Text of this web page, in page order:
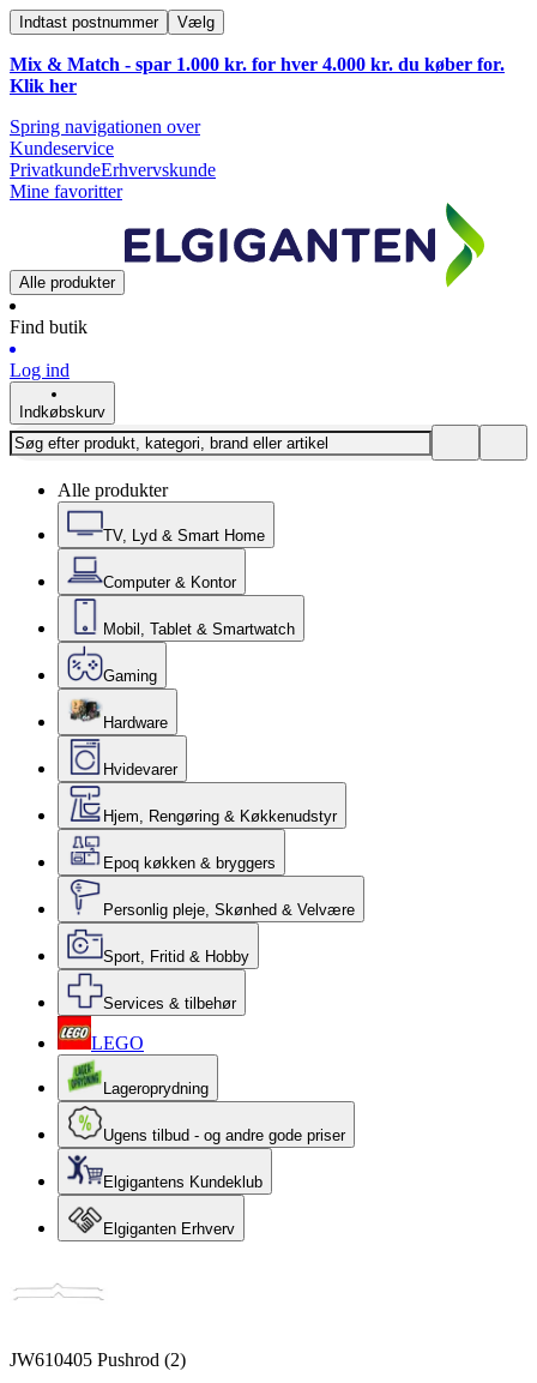
Indtast postnummer Vælg
Mix & Match - spar 1.000 kr. for hver 4.000 kr. du køber for.
Klik her
Spring navigationen over
Kundeservice
PrivatkundeErhvervskunde
Mine favoritter
Alle produkter
Find butik
Log ind
Indkøbskurv
Alle produkter
TV, Lyd & Smart Home
Computer & Kontor
Mobil, Tablet & Smartwatch
Gaming
Hardware
Hvidevarer
Hjem, Rengøring & Køkkenudstyr
Epoq køkken & bryggers
Personlig pleje, Skønhed & Velvære
Sport, Fritid & Hobby
Services & tilbehør
LEGO
Lageroprydning
Ugens tilbud - og andre gode priser
Elgigantens Kundeklub
Elgiganten Erhverv
JW610405 Pushrod (2)